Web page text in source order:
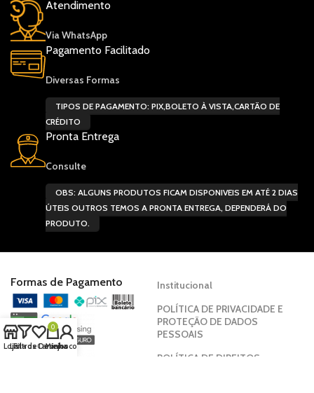
Atendimento
Via WhatsApp
Pagamento Facilitado
Diversas Formas
TIPOS DE PAGAMENTO: PIX,BOLETO À VISTA,CARTÃO DE
CRÉDITO
Pronta Entrega
Consulte
OBS: ALGUNS PRODUTOS FICAM DISPONIVEIS EM ATÉ 2 DIAS
ÚTEIS OUTROS TEMOS A PRONTA ENTREGA, DEPENDERÁ DO
PRODUTO.
Formas de Pagamento
Institucional
POLÍTICA DE PRIVACIDADE E
PROTEÇÃO DE DADOS
PESSOAIS
POLÍTICA DE DIREITOS
LojaFiltros
Lista de Desejos
0
Carrinho
Minha conta